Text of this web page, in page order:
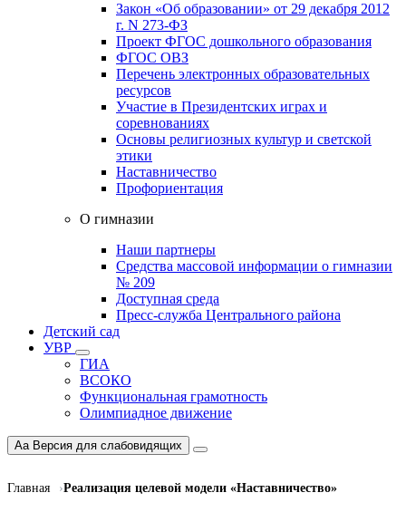
Закон «Об образовании» от 29 декабря 2012
г. N 273-ФЗ
Проект ФГОС дошкольного образования
ФГОС ОВЗ
Перечень электронных образовательных
ресурсов
Участие в Президентских играх и
соревнованиях
Основы религиозных культур и светской
этики
Наставничество
Профориентация
О гимназии
Наши партнеры
Средства массовой информации о гимназии
№ 209
Доступная среда
Пресс-служба Центрального района
Детский сад
УВР
ГИА
ВСОКО
Функциональная грамотность
Олимпиадное движение
Aa Версия для слабовидящих
Главная Реализация целевой модели «Наставничество»